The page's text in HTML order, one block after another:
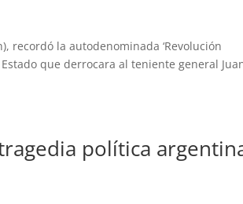
recordó la autodenominada ‘Revolución
que derrocara al teniente general
política